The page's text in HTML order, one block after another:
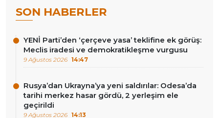
SON HABERLER
YENİ Parti’den ‘çerçeve yasa’ teklifine ek görüş:
Meclis iradesi ve demokratikleşme vurgusu
9 Ağustos 2026 14:47
Rusya’dan Ukrayna’ya yeni saldırılar: Odesa’da
tarihi merkez hasar gördü, 2 yerleşim ele
geçirildi
9 Ağustos 2026 14:13